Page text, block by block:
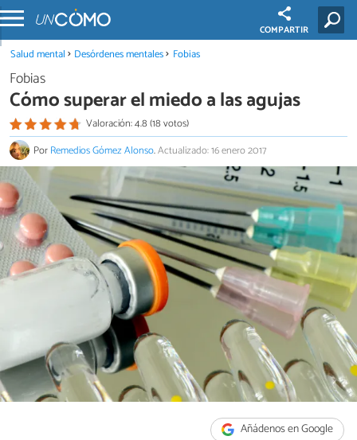
COMPARTIR
Salud mental Desórdenes mentales Fobias
Fobias
Cómo superar el miedo a las agujas
Valoración: 4.8 (18 votos)
PorRemedios Gómez Alonso.Actualizado: 16 enero 2017
Añádenos en Google